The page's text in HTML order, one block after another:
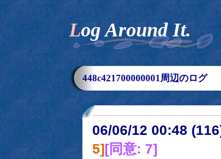
Log Around It.
448c421700000001周辺のログ
06/06/12 00:48
5][同意: 7]